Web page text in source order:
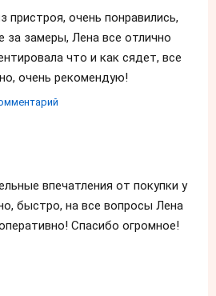
пристроя, очень понравились,
за замеры, Лена все отлично
что и как сядет, все
очень рекомендую!
впечатления от покупки у
быстро, на все вопросы Лена
Спасибо огромное!